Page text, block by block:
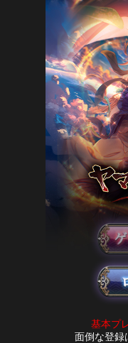
基本プ
面倒な登録